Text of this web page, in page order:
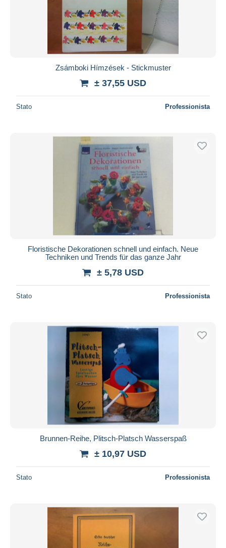
Zsámboki Hímzések - Stickmuster
± 37,55 USD
Stato Professionista
Floristische Dekorationen schnell und einfach. Neue
Techniken und Trends für das ganze Jahr
± 5,78 USD
Stato Professionista
Brunnen-Reihe, Plitsch-Platsch Wasserspaß
± 10,97 USD
Stato Professionista